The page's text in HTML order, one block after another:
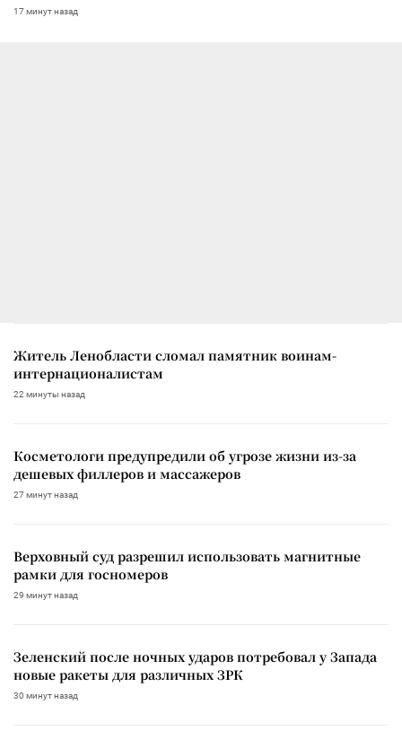
17 минут назад
Житель Ленобласти сломал памятник воинам-
интернационалистам
22 минуты назад
Косметологи предупредили об угрозе жизни из-за
дешевых филлеров и массажеров
27 минут назад
Верховный суд разрешил использовать магнитные
рамки для госномеров
29 минут назад
Зеленский после ночных ударов потребовал у Запада
новые ракеты для различных ЗРК
30 минут назад